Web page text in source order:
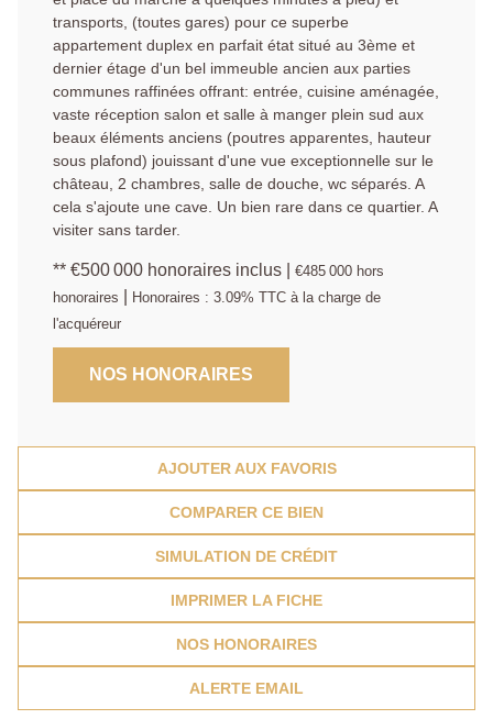
transports, (toutes gares) pour ce superbe
appartement duplex en parfait état situé au 3ème et
dernier étage d'un bel immeuble ancien aux parties
communes raffinées offrant: entrée, cuisine aménagée,
vaste réception salon et salle à manger plein sud aux
beaux éléments anciens (poutres apparentes, hauteur
sous plafond) jouissant d'une vue exceptionnelle sur le
château, 2 chambres, salle de douche, wc séparés. A
cela s'ajoute une cave. Un bien rare dans ce quartier. A
visiter sans tarder.
** €500 000 honoraires inclus €485 000 hors
honoraires
Honoraires : 3.09% TTC à la charge de
l'acquéreur
NOS HONORAIRES
AJOUTER AUX FAVORIS
COMPARER CE BIEN
SIMULATION DE CRÉDIT
IMPRIMER LA FICHE
NOS HONORAIRES
ALERTE EMAIL